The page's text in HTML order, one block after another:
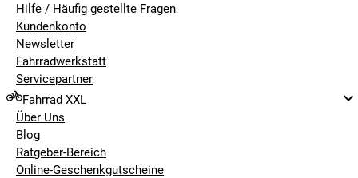
Hilfe / Häufig gestellte Fragen
Kundenkonto
Newsletter
Fahrradwerkstatt
Servicepartner
Fahrrad XXL
Über Uns
Blog
Ratgeber-Bereich
Online-Geschenkgutscheine